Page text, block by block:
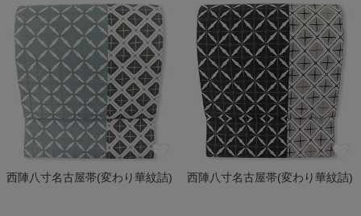
西陣八寸名古屋帯(変わり華紋詰) 西陣八寸名古屋帯(変わり華紋詰)